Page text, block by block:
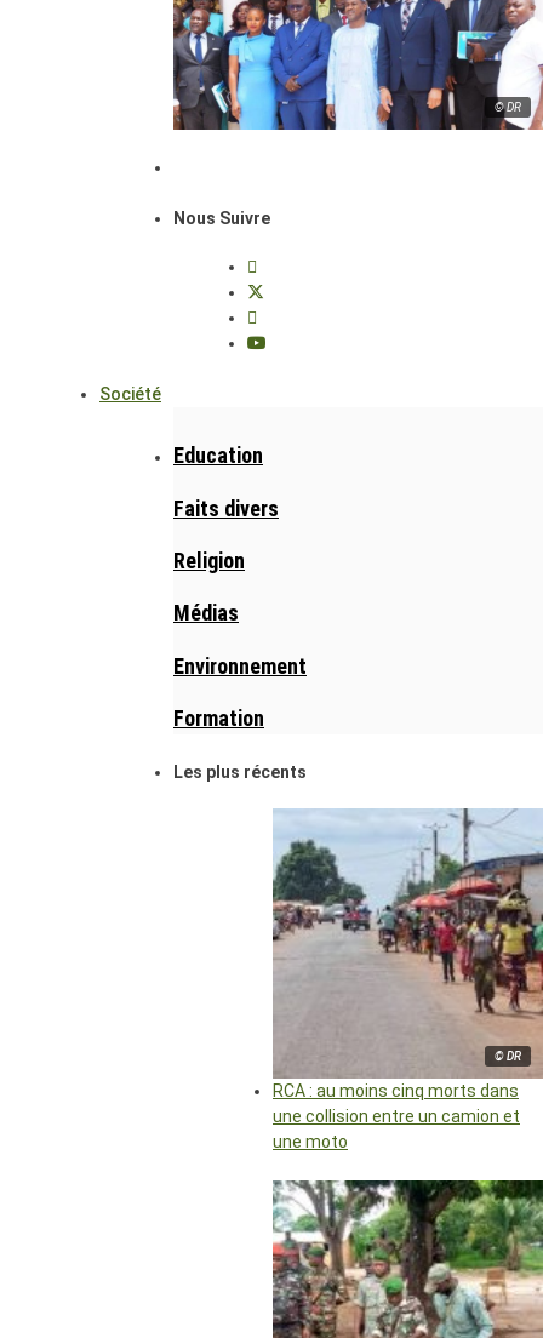
© DR
Nous Suivre
Société
Education
Faits divers
Religion
Médias
Environnement
Formation
Les plus récents
© DR
RCA : au moins cinq morts dans
une collision entre un camion et
une moto